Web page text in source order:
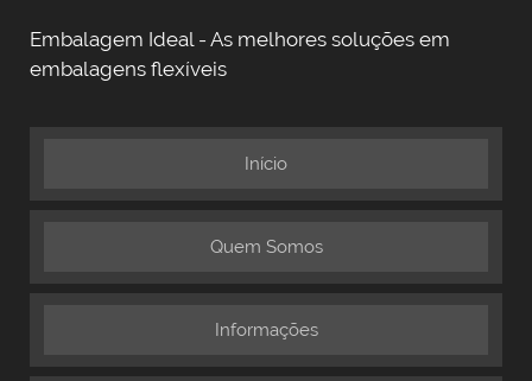
Embalagem Ideal - As melhores soluções em
embalagens flexíveis
Início
Quem Somos
Informações